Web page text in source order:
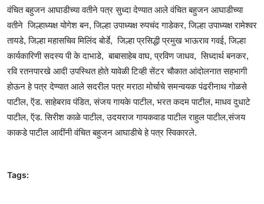
वंचित बहुजन आघाडीच्या वतीने पत्र सुध्दा देण्यात आले वंचित बहुजन आघाडीच्या
वतीने जिल्हाध्यक्ष योगेश बन, जिल्हा उपाध्यक्ष रुपचंद गाडेकर, जिल्हा उपाध्यक्ष रामेश्वर
तायडे, जिल्हा महासचिव मिलिंद बोर्डे, जिल्हा प्रसिद्धी प्रमुख भाऊराव गवई, जिल्हा
कार्यकारिणी सदस्य पी के दाभाडे, बाबासाहेब वाघ, प्रविण जाधव, सिध्दार्थ बनकर,
रवि रतनपारखे आदी उपस्थित होते यावेळी टिव्ही सेंटर चौकात आंदोलनात सहभागी
होऊन हे पत्र देण्यात आले सदरील पत्र मराठा मोर्चाचे समन्वयक पंढरीनाथ गोळसे
पाटील, ऍड. साहेबराव पंडित, संजय गायके पाटील, भरत कदम पाटील, माधव दुधाटे
पाटील, ऍड. सिरीश काळे पाटील, उदयराज गायकवाड पाटील राहुल पाटील,संजय
काकडे पाटील आदींनी वंचित बहुजन आघाडीचे हे पत्र स्विकारले.
Tags: